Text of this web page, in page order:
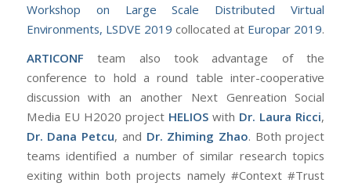
Workshop on Large Scale Distributed Virtual
Environments, LSDVE 2019 collocated at Europar 2019.
ARTICONF team also took advantage of the
conference to hold a round table inter-cooperative
discussion with an another Next Genreation Social
Media EU H2020 project HELIOS with Dr. Laura Ricci,
Dr. Dana Petcu, and Dr. Zhiming Zhao. Both project
teams identified a number of similar research topics
exiting within both projects namely #Context #Trust